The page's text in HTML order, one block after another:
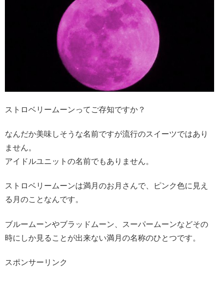
ストロベリームーンってご存知ですか？
なんだか美味しそうな名前ですが流行のスイーツではあり
ません。
アイドルユニットの名前でもありません。
ストロベリームーンは満月のお月さんで、ピンク色に見え
る月のことなんです。
ブルームーンやブラッドムーン、スーパームーンなどその
時にしか見ることが出来ない満月の名称のひとつです。
スポンサーリンク